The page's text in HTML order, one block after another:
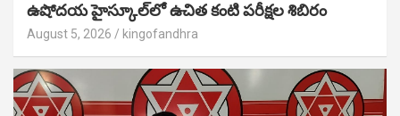
ఉషోదయ హైస్కూల్‌లో ఉచిత కంటి పరీక్షల శిబిరం
August 5, 2026 kingofandhra